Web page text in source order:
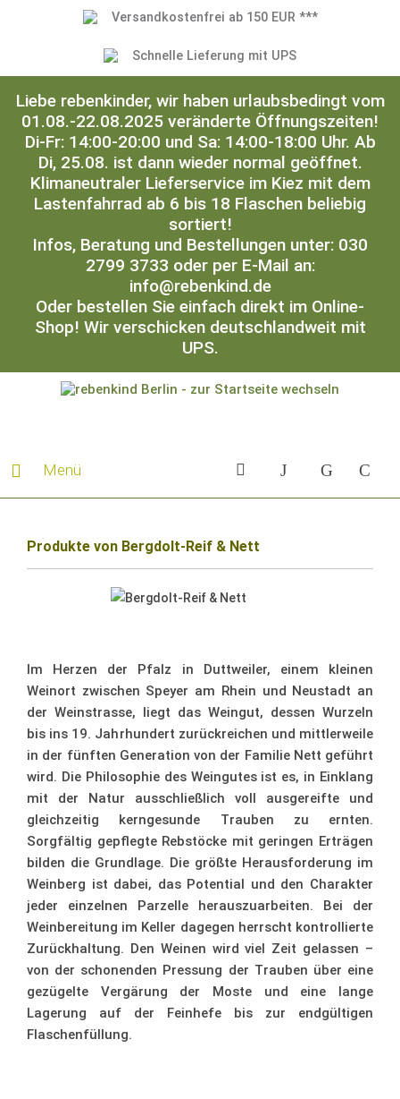
Versandkostenfrei ab 150 EUR ***
Schnelle Lieferung mit UPS
Liebe rebenkinder, wir haben urlaubsbedingt vom
01.08.-22.08.2025 veränderte Öffnungszeiten!
Di-Fr: 14:00-20:00 und Sa: 14:00-18:00 Uhr. Ab
Di, 25.08. ist dann wieder normal geöffnet.
Klimaneutraler Lieferservice im Kiez mit dem
Lastenfahrrad ab 6 bis 18 Flaschen beliebig
sortiert!
Infos, Beratung und Bestellungen unter: 030
2799 3733 oder per E-Mail an:
info@rebenkind.de
Oder bestellen Sie einfach direkt im Online-
Shop! Wir verschicken deutschlandweit mit
UPS.
Menü
Produkte von Bergdolt-Reif & Nett
Im Herzen der Pfalz in Duttweiler, einem kleinen
Weinort zwischen Speyer am Rhein und Neustadt an
der Weinstrasse, liegt das Weingut, dessen Wurzeln
bis ins 19. Jahrhundert zurückreichen und mittlerweile
in der fünften Generation von der Familie Nett geführt
wird. Die Philosophie des Weingutes ist es, in Einklang
mit der Natur ausschließlich voll ausgereifte und
gleichzeitig kerngesunde Trauben zu ernten.
Sorgfältig gepflegte Rebstöcke mit geringen Erträgen
bilden die Grundlage. Die größte Herausforderung im
Weinberg ist dabei, das Potential und den Charakter
jeder einzelnen Parzelle herauszuarbeiten. Bei der
Weinbereitung im Keller dagegen herrscht kontrollierte
Zurückhaltung. Den Weinen wird viel Zeit gelassen –
von der schonenden Pressung der Trauben über eine
gezügelte Vergärung der Moste und eine lange
Lagerung auf der Feinhefe bis zur endgültigen
Flaschenfüllung.